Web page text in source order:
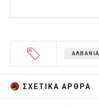
ΑΛΒΑΝΙΑ
ΣΧΕΤΙΚA AΡΘΡΑ